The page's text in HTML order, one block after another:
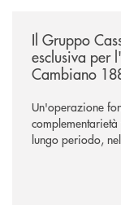
Il Gruppo
esclusiva per
Cambiano
Un'operazione
lungo periodo,
negoziazione